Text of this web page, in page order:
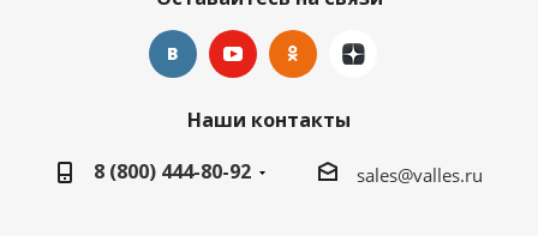
Наши контакты
8 (800) 444-80-92
sales@valles.ru